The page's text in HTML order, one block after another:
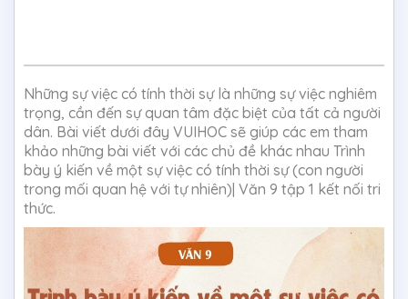
Những sự việc có tính thời sự là những sự việc nghiêm
trọng, cần đến sự quan tâm đặc biệt của tất cả người
dân. Bài viết dưới đây VUIHOC sẽ giúp các em tham
khảo những bài viết với các chủ đề khác nhau Trình
bày ý kiến về một sự việc có tính thời sự (con người
trong mối quan hệ với tự nhiên)| Văn 9 tập 1 kết nối tri
thức.